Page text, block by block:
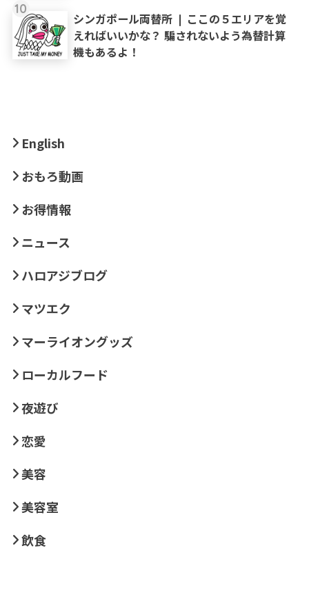
10
シンガポール両替所 ❘ ここの５エリアを覚
えればいいかな？ 騙されないよう為替計算
機もあるよ！
English
おもろ動画
お得情報
ニュース
ハロアジブログ
マツエク
マーライオングッズ
ローカルフード
夜遊び
恋愛
美容
美容室
飲食